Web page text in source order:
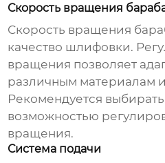
Скорость вращения
Скорость вращения
качество шлифовки.
вращения позволяет
различным материалам
Рекомендуется выбирать
возможностью
вращения.
Система подачи